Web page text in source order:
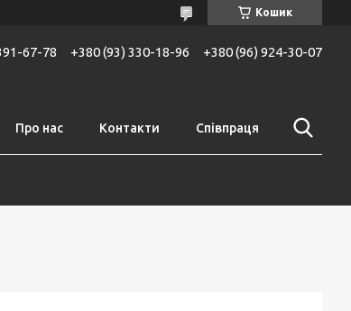
Кошик
67-78 +380 (93) 330-18-96 +380 (96) 924-30-07
Про нас Контакти Співпраця